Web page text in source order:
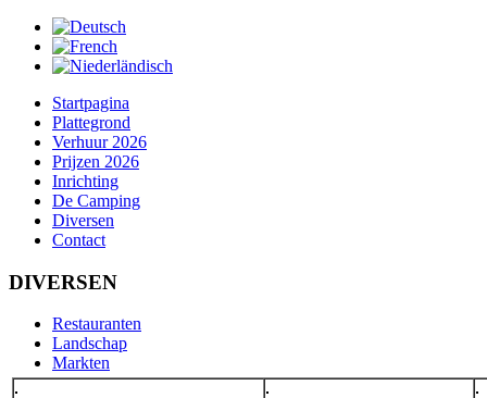
Startpagina
Plattegrond
Verhuur 2026
Prijzen 2026
Inrichting
De Camping
Diversen
Contact
DIVERSEN
Restauranten
Landschap
Markten